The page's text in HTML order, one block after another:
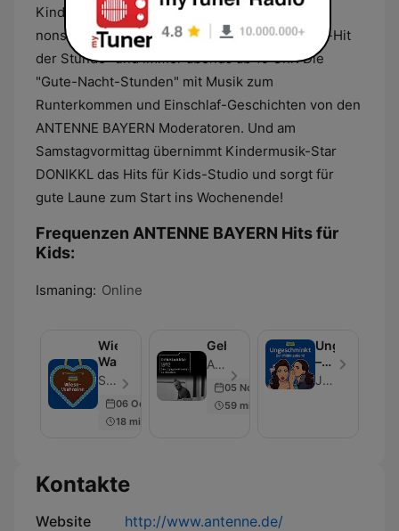
Kinderlieder zum Mitsingen und Mittanzen –
nonstop Mitmach- und Lernlieder, der „Disney-Hit
der Stunde“ und immer abends ab 19 Uhr: Die
"Gute-Nacht-Stunden" mit Musik zum
Runterkommen und Einschlaf-Geschichten von den
ANTENNE BAYERN Moderatoren. Und am
Samstagvormittag übernimmt Kindermusik-Star
DONIKKL das Hits für Kids-Studio und sorgt für
gute Laune zum Start ins Wochenende!
Frequenzen ANTENNE BAYERN Hits für
Kids:
Ismaning: Online
Wiesn-
Wahnsinn
Stephan Kuffler & Karsten Wellert - Folge 10
06 Oct 2018
18 min
Geheimakte
ANTENNE BAYERN - Folge 68
05 Nov 2022
59 min
–
derJulia Wendel, Ilka Jägersberger, Julia Gumpp
Kontakte
Website http://www.antenne.de/